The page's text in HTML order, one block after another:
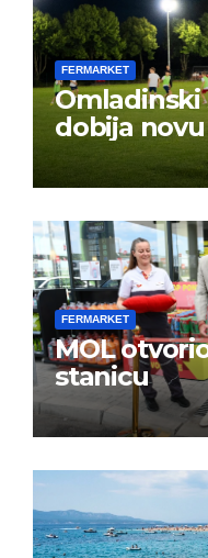
FERMARKET
dobija
FERMARKET
MOL
stanicu